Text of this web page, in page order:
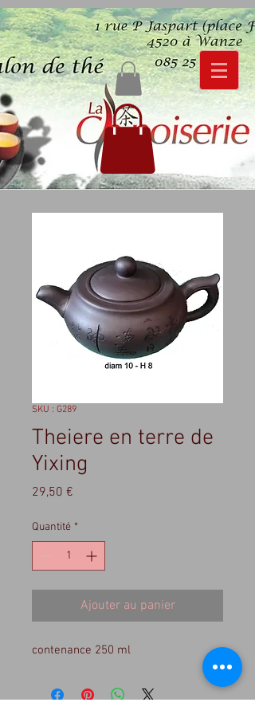
SKU : G289
Theiere en terre de
Yixing
29,50 €
Quantité *
Ajouter au panier
contenance 250 ml